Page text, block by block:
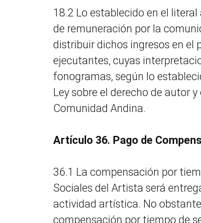
18.2 Lo establecido en el
de remuneración por la
distribuir dichos ingresos en
ejecutantes, cuyas
fonogramas, según lo
Ley sobre el derecho de autor
Comunidad Andina.
Artículo 36. Pago de
36.1 La compensación por
Sociales del Artista será
actividad artística. No
compensación por tiempo de